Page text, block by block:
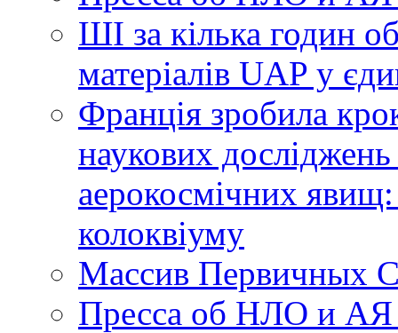
ШІ за кілька годин
матеріалів UAP у
Франція зробила
наукових
аерокосмічних
колоквіуму
Массив Первичных
Пресса об НЛО и